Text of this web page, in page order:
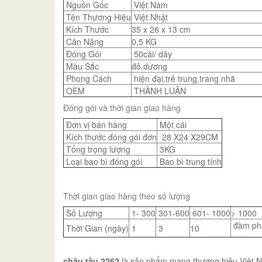
Nguồn Gốc
Việt Nam
Tên Thương Hiệu Việt Nhật
Kích Thước
35 x 26 x 13 cm
Cân Nặng
0,5 KG
Đóng Gói
50cái/ dây
Màu Sắc
đỏ,dương
Phong Cách
hiện đại,trẻ trung,trang nhã
OEM
THÀNH LUÂN
Đóng gói và thời gian giao hàng
Đơn vị bán hàng
Một cái
Kích thước đóng gói đơn 28 X24 X29CM
Tổng trọng lượng
3KG
Loại bao bì đóng gói
Bao bì trung tính
Thời gian giao hàng theo số lượng
Số Lượng
1- 300 301-600 601- 1000> 1000
Thời Gian (ngày) 1 3 10 đàm